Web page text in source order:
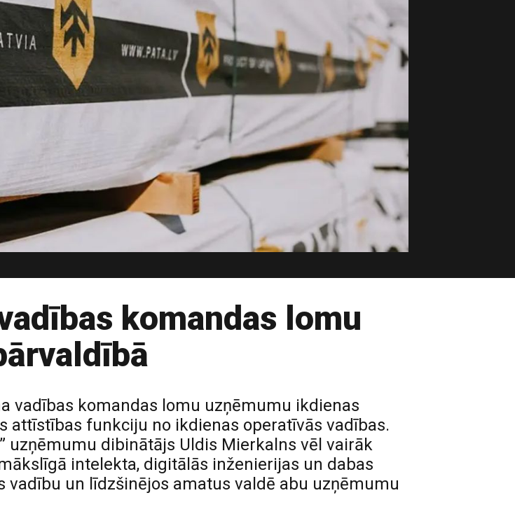
komandas lomu
vadības komandas lomu uzņēmumu ikdienas
attīstības funkciju no ikdienas operatīvās vadības.
uzņēmumu dibinātājs Uldis Mierkalns vēl vairāk
intelekta, digitālās inženierijas un dabas
un līdzšinējos amatus valdē abu uzņēmumu